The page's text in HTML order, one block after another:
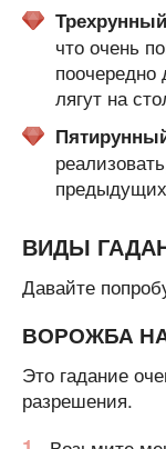
что очень
лягут на
предыдущих
ВИДЫ
Давайте
ВОРОЖБА
Это гадание
разрешения.